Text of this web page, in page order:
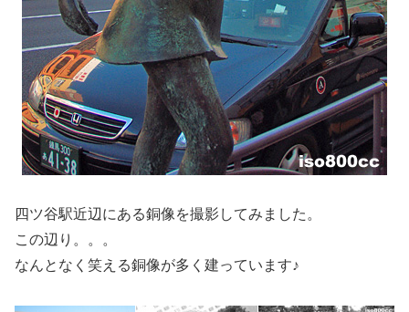
四ツ谷駅近辺にある銅像を撮影してみました。
この辺り。。。
なんとなく笑える銅像が多く建っています♪